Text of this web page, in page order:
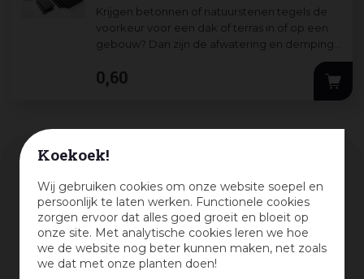
Koekoek!
Wij gebruiken cookies om onze website soepel en
persoonlijk te laten werken. Functionele cookies
zorgen ervoor dat alles goed groeit en bloeit op
onze site. Met analytische cookies leren we hoe
we de website nog beter kunnen maken, net zoals
we dat met onze planten doen!
Krijgen betonnen of natuurstenen tegels de
voorkeur voor een dak of terras in of op een
gebouw? Dan zijn de afwatering en demping
0,60
kortingspercentage